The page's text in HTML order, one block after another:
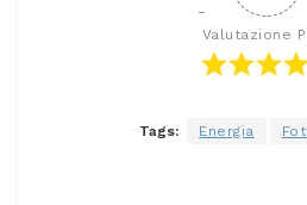
Valutazione
Tags: Energia